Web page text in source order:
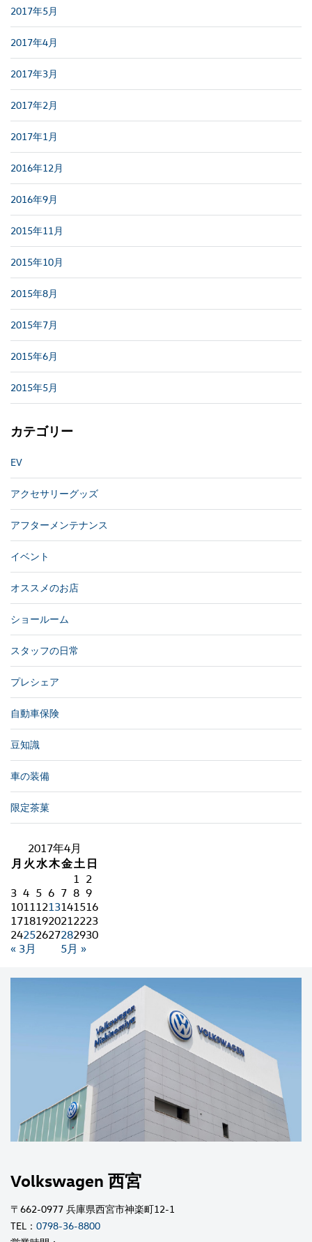
2017年5月
2017年4月
2017年3月
2017年2月
2017年1月
2016年12月
2016年9月
2015年11月
2015年10月
2015年8月
2015年7月
2015年6月
2015年5月
カテゴリー
EV
アクセサリーグッズ
アフターメンテナンス
イベント
オススメのお店
ショールーム
スタッフの日常
プレシェア
自動車保険
豆知識
車の装備
限定茶菓
2017年4月
月 火水木金土 日
« 3月 5月 »
1 2
3 4 5 6 7 8 9
10111213141516
17181920212223
24252627282930
Volkswagen 西宮
〒662-0977 兵庫県西宮市神楽町12-1
TEL： 0798-36-8800